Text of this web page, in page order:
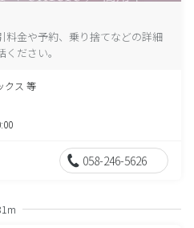
料金や予約、乗り捨てなどの詳細
ださい。
クス 等
058-246-5626